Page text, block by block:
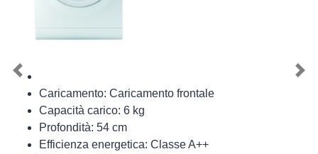
Caricamento: Caricamento frontale
Capacità carico: 6 kg
Profondità: 54 cm
Efficienza energetica: Classe A++
Previous